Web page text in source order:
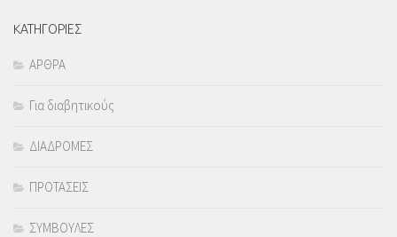
KΑΤΗΓΟΡΙΕΣ
ΑΡΘΡΑ
Για διαβητικούς
ΔΙΑΔΡΟΜΕΣ
ΠΡΟΤΑΣΕΙΣ
ΣΥΜΒΟΥΛΕΣ